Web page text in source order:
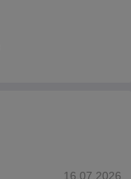
16.07.2026